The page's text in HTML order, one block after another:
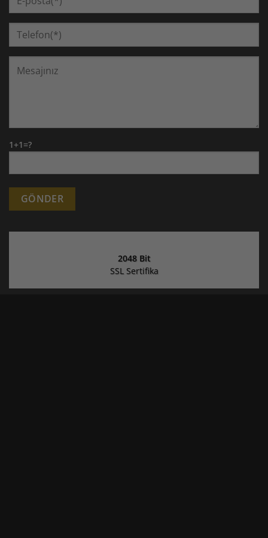
1+1=?
2048 Bit
SSL Sertifika